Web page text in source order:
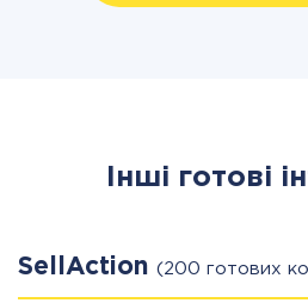
Інші готові
SellAction (200 готових